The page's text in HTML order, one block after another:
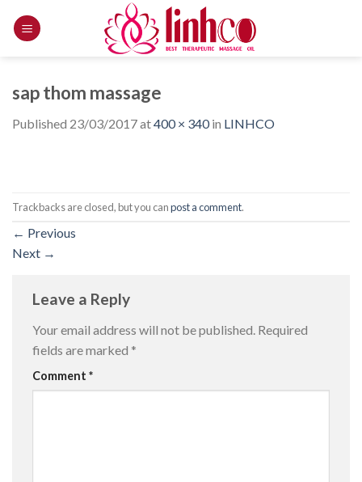
sap thom massage
Published 23/03/2017at400 × 340in LINHCO
Trackbacks are closed, but you canpost a comment.
← Previous
Next →
Leave a Reply
Your email address will not be published. Required
fields are marked *
Comment *